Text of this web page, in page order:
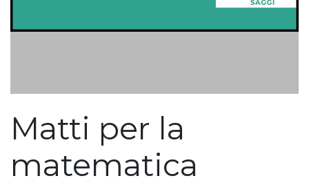
Matti per la
matematica